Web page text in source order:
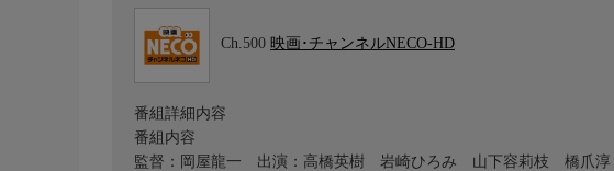
Ch.500 映画･チャンネルNECO-HD
番組詳細内容
番組内容
監督：岡屋龍一 出演：高橋英樹 岩崎ひろみ 山下容莉枝 橋爪